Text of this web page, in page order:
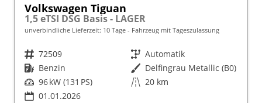
Volkswagen Tiguan
1,5 eTSI DSG Basis - LAGER
unverbindliche Lieferzeit: 10 Tage Fahrzeug mit Tageszulassung
Fahrzeugnr. 72509 Getriebe Automatik
Kraftstoff Benzin Außenfarbe Delfingrau Metallic (B0)
Leistung 96 kW (131 PS) Kilometerstand 20 km
01.01.2026